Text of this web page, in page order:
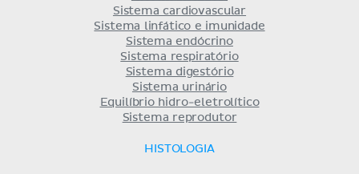
Sistema cardiovascular
Sistema linfático e imunidade
Sistema endócrino
Sistema respiratório
Sistema digestório
Sistema urinário
Equilíbrio hidro-eletrolítico
Sistema reprodutor
HISTOLOGIA